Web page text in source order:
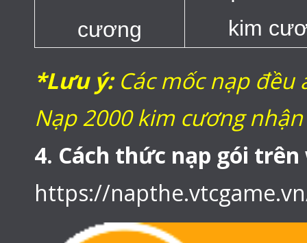
cương
kim
*Lưu ý: Các mốc nạp
Nạp 2000 kim cương
4. Cách thức nạp gói
https://